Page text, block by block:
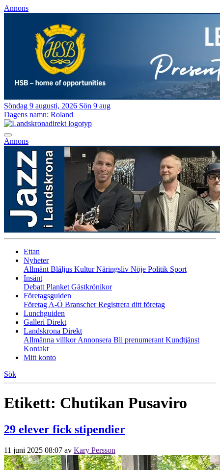
Annons
Söndag 9 augusti, 2026 Sön 9 aug
Dagens namn: Roland
Annons
Ettan
Nyheter
Allmänt Blåljus KulturNäringsliv Nöje Politik Sport
Insänt
Debatt Planket Gästkrönikor
Företagsguiden
Företag A-Ö BranscherRegistrera ditt företag
Lunchguiden
Galleri Direkt
Landskrona Direkt
Allmänna villkorAnnonsera Bli prenumerant Kundtjänst
Kontakt
Mitt konto
Sök
Etikett: Chutikan Pusaviro
29 elever fick stipendier
11 juni 2025 08:07 av Kary Persson